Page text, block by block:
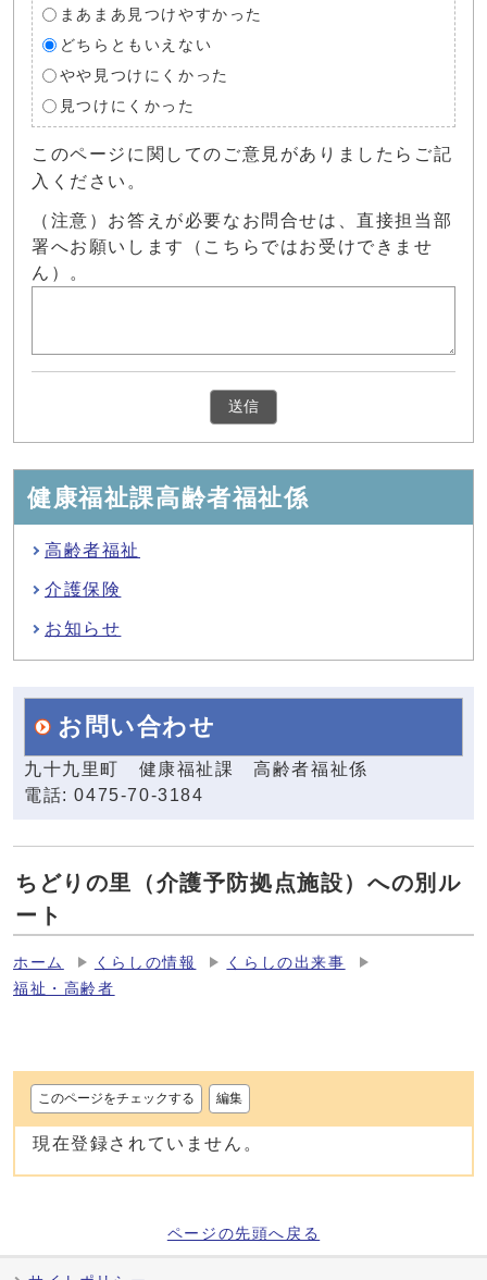
まあまあ見つけやすかった
どちらともいえない
やや見つけにくかった
見つけにくかった
このページに関してのご意見がありましたらご記
入ください。
（注意）お答えが必要なお問合せは、直接担当部
署へお願いします（こちらではお受けできませ
ん）。
健康福祉課高齢者福祉係
高齢者福祉
介護保険
お知らせ
お問い合わせ
九十九里町 健康福祉課 高齢者福祉係
電話: 0475-70-3184
ちどりの里（介護予防拠点施設）への別ル
ート
ホーム くらしの情報
くらしの出来事
福祉・高齢者
このページをチェックする 編集
現在登録されていません。
ページの先頭へ戻る